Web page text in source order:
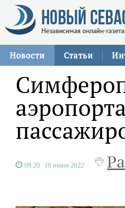
Новости Статьи
09:20 10 июня 2022